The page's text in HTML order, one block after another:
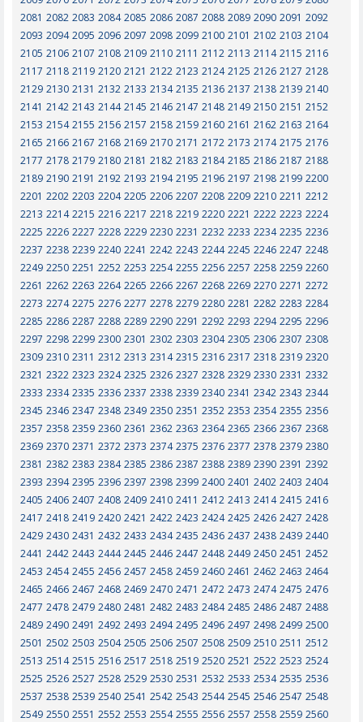
2081 2082 2083 2084 2085 2086 2087 2088 2089 2090 2091 2092
2093 2094 2095 2096 2097 2098 2099 2100 2101 2102 2103 2104
2105 2106 2107 2108 2109 2110 2111 2112 2113 2114 2115 2116
2117 2118 2119 2120 2121 2122 2123 2124 2125 2126 2127 2128
2129 2130 2131 2132 2133 2134 2135 2136 2137 2138 2139 2140
2141 2142 2143 2144 2145 2146 2147 2148 2149 2150 2151 2152
2153 2154 2155 2156 2157 2158 2159 2160 2161 2162 2163 2164
2165 2166 2167 2168 2169 2170 2171 2172 2173 2174 2175 2176
2177 2178 2179 2180 2181 2182 2183 2184 2185 2186 2187 2188
2189 2190 2191 2192 2193 2194 2195 2196 2197 2198 2199 2200
2201 2202 2203 2204 2205 2206 2207 2208 2209 2210 2211 2212
2213 2214 2215 2216 2217 2218 2219 2220 2221 2222 2223 2224
2225 2226 2227 2228 2229 2230 2231 2232 2233 2234 2235 2236
2237 2238 2239 2240 2241 2242 2243 2244 2245 2246 2247 2248
2249 2250 2251 2252 2253 2254 2255 2256 2257 2258 2259 2260
2261 2262 2263 2264 2265 2266 2267 2268 2269 2270 2271 2272
2273 2274 2275 2276 2277 2278 2279 2280 2281 2282 2283 2284
2285 2286 2287 2288 2289 2290 2291 2292 2293 2294 2295 2296
2297 2298 2299 2300 2301 2302 2303 2304 2305 2306 2307 2308
2309 2310 2311 2312 2313 2314 2315 2316 2317 2318 2319 2320
2321 2322 2323 2324 2325 2326 2327 2328 2329 2330 2331 2332
2333 2334 2335 2336 2337 2338 2339 2340 2341 2342 2343 2344
2345 2346 2347 2348 2349 2350 2351 2352 2353 2354 2355 2356
2357 2358 2359 2360 2361 2362 2363 2364 2365 2366 2367 2368
2369 2370 2371 2372 2373 2374 2375 2376 2377 2378 2379 2380
2381 2382 2383 2384 2385 2386 2387 2388 2389 2390 2391 2392
2393 2394 2395 2396 2397 2398 2399 2400 2401 2402 2403 2404
2405 2406 2407 2408 2409 2410 2411 2412 2413 2414 2415 2416
2417 2418 2419 2420 2421 2422 2423 2424 2425 2426 2427 2428
2429 2430 2431 2432 2433 2434 2435 2436 2437 2438 2439 2440
2441 2442 2443 2444 2445 2446 2447 2448 2449 2450 2451 2452
2453 2454 2455 2456 2457 2458 2459 2460 2461 2462 2463 2464
2465 2466 2467 2468 2469 2470 2471 2472 2473 2474 2475 2476
2477 2478 2479 2480 2481 2482 2483 2484 2485 2486 2487 2488
2489 2490 2491 2492 2493 2494 2495 2496 2497 2498 2499 2500
2501 2502 2503 2504 2505 2506 2507 2508 2509 2510 2511 2512
2513 2514 2515 2516 2517 2518 2519 2520 2521 2522 2523 2524
2525 2526 2527 2528 2529 2530 2531 2532 2533 2534 2535 2536
2537 2538 2539 2540 2541 2542 2543 2544 2545 2546 2547 2548
2549 2550 2551 2552 2553 2554 2555 2556 2557 2558 2559 2560